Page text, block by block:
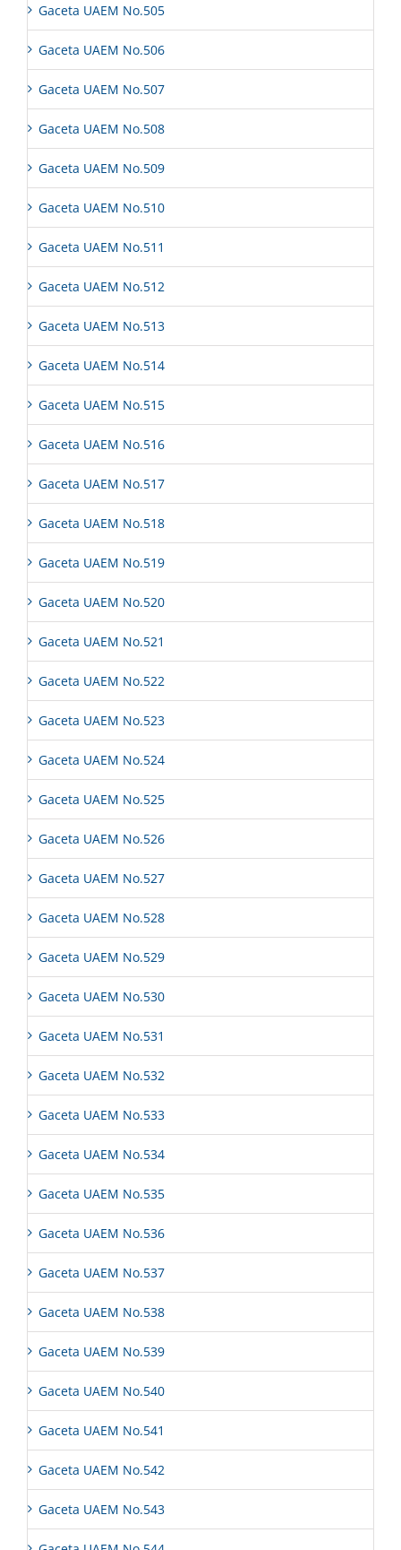
Gaceta UAEM No.505
Gaceta UAEM No.506
Gaceta UAEM No.507
Gaceta UAEM No.508
Gaceta UAEM No.509
Gaceta UAEM No.510
Gaceta UAEM No.511
Gaceta UAEM No.512
Gaceta UAEM No.513
Gaceta UAEM No.514
Gaceta UAEM No.515
Gaceta UAEM No.516
Gaceta UAEM No.517
Gaceta UAEM No.518
Gaceta UAEM No.519
Gaceta UAEM No.520
Gaceta UAEM No.521
Gaceta UAEM No.522
Gaceta UAEM No.523
Gaceta UAEM No.524
Gaceta UAEM No.525
Gaceta UAEM No.526
Gaceta UAEM No.527
Gaceta UAEM No.528
Gaceta UAEM No.529
Gaceta UAEM No.530
Gaceta UAEM No.531
Gaceta UAEM No.532
Gaceta UAEM No.533
Gaceta UAEM No.534
Gaceta UAEM No.535
Gaceta UAEM No.536
Gaceta UAEM No.537
Gaceta UAEM No.538
Gaceta UAEM No.539
Gaceta UAEM No.540
Gaceta UAEM No.541
Gaceta UAEM No.542
Gaceta UAEM No.543